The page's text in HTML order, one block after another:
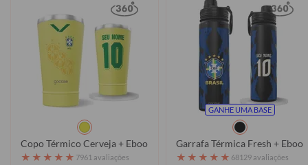
Copo Térmico Cerveja + Ebook - CBF - Uniforme 1994 -
★ ★ ★ ★ ★ 7961 avaliações
GANHE UMA BASE
Garrafa Térmica Fresh +
★ ★ ★ ★ ★ 68129 avaliações